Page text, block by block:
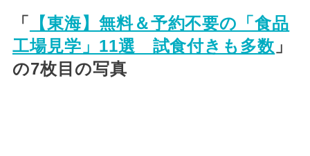
「
【東海】無料＆予約不要の「食品
工場見学」11選 試食付きも多数 」
の7枚目の写真